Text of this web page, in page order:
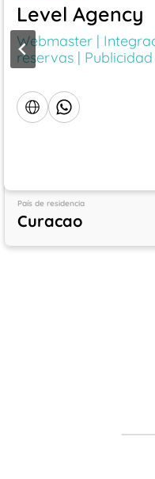
Level Agency
Webmaster |
reservas |
País de residencia
Curacao